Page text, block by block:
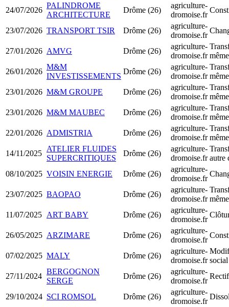
24/07/2026
PALINDROME
ARCHITECTURE
Drôme (26)
agriculture-
dromoise.fr
23/07/2026 TRANSPORT TSIR Drôme (26)
agriculture-
dromoise.fr
27/01/2026 AMVG Drôme (26)
agriculture-
dromoise.fr
26/01/2026
M&M
INVESTISSEMENTS
Drôme (26)
agriculture-
dromoise.fr
23/01/2026 M&M GROUPE Drôme (26)
agriculture-
dromoise.fr
23/01/2026 M&M MAUBEC Drôme (26)
agriculture-
dromoise.fr
22/01/2026 ADMISTRIA Drôme (26)
agriculture-
dromoise.fr
14/11/2025
ATELIER FLUIDES
SUPERCRITIQUES
Drôme (26)
agriculture-
dromoise.fr autre
08/10/2025 VOISIN ENERGIE Drôme (26)
agriculture-
dromoise.fr
23/07/2025 BAOPAO Drôme (26)
agriculture-
dromoise.fr
11/07/2025 ART BABY Drôme (26)
agriculture-
dromoise.fr
26/05/2025 ARZIMARE Drôme (26)
agriculture-
dromoise.fr
07/02/2025 MALY Drôme (26)
agriculture-
dromoise.fr social
27/11/2024
BERGOGNON
SERGE
Drôme (26)
agriculture-
dromoise.fr
29/10/2024 SCI ROMSOL Drôme (26)
agriculture-
dromoise.fr